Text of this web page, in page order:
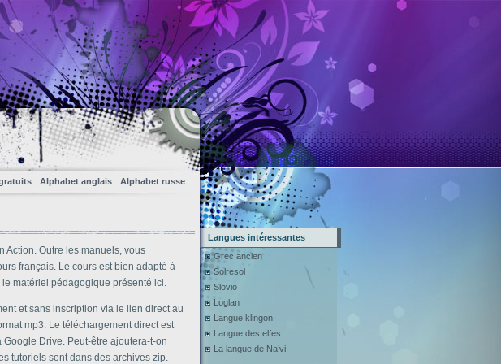
Alphabet anglais Alphabet russe
Action. Outre les manuels, vous
français. Le cours est bien adapté à
matériel pédagogique présenté ici.
et sans inscription via le lien direct au
mp3. Le téléchargement direct est
Drive. Peut-être ajoutera-t-on
tutoriels sont dans des archives zip.
Langues intéressantes
Grec ancien
Solresol
Slovio
Loglan
Langue klingon
Langue des elfes
La langue de Na’vi